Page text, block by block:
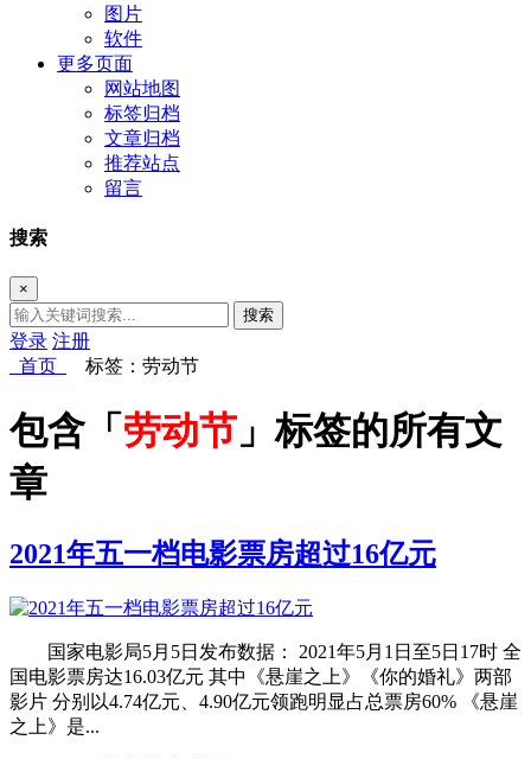
图片
软件
更多页面
网站地图
标签归档
文章归档
推荐站点
留言
搜索
×
搜索
登录 注册
首页
标签：劳动节
包含「 劳动节 」标签的所有文
章
2021年五一档电影票房超过16亿元
国家电影局5月5日发布数据： 2021年5月1日至5日17时 全
国电影票房达16.03亿元 其中《悬崖之上》《你的婚礼》两部
影片 分别以4.74亿元、4.90亿元领跑明显占总票房60% 《悬崖
之上》是...